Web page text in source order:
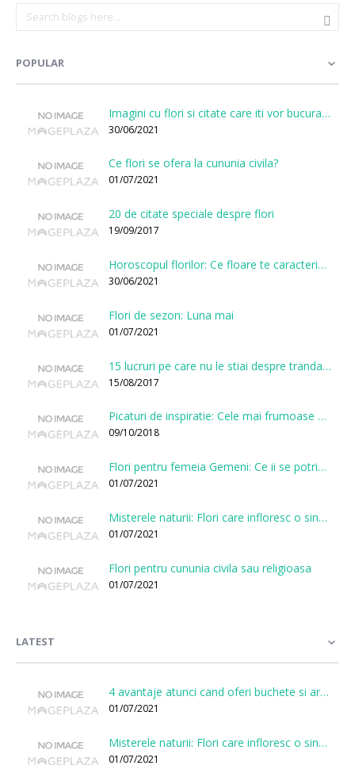
POPULAR
Imagini cu flori si citate care iti vor bucura sufletul
30/06/2021
Ce flori se ofera la cununia civila?
01/07/2021
20 de citate speciale despre flori
19/09/2017
Horoscopul florilor: Ce floare te caracterizeaza in functie de ziua nasterii?
30/06/2021
Flori de sezon: Luna mai
01/07/2021
15 lucruri pe care nu le stiai despre trandafiri
15/08/2017
Picaturi de inspiratie: Cele mai frumoase citate despre flori
09/10/2018
Flori pentru femeia Gemeni: Ce ii se potriveste, ce ii poarta noroc si ce o caracterizeaza?
01/07/2021
Misterele naturii: Flori care infloresc o singura data la cateva sute de ani
01/07/2021
Flori pentru cununia civila sau religioasa
01/07/2021
LATEST
4 avantaje atunci cand oferi buchete si aranjamente printr-o florarie online
01/07/2021
Misterele naturii: Flori care infloresc o singura data la cateva sute de ani
01/07/2021